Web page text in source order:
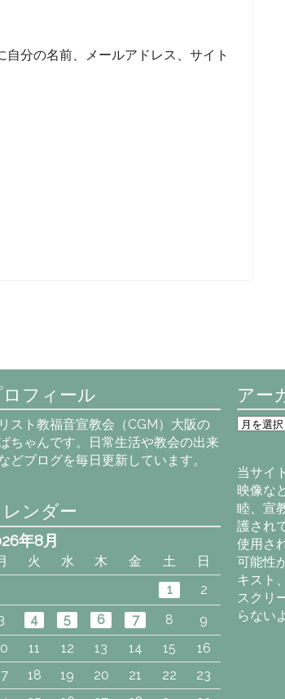
分の名前、メールアドレス、サイト
ロフィール
スト教福音宣教会（CGM）大阪の
ちゃんです。日常生活や教会の出来
どブログを毎日更新しています。
アー
ア
ー
ブ
当サイ
映像な
睦、宣
護され
使用さ
可能性
キスト
スクリ
らない
レンダー
年8月
火 水 木 金 土
日
1
2
4 5 6 7 8
9
11 12 13 14 15
16
18 19 20 21 22
23